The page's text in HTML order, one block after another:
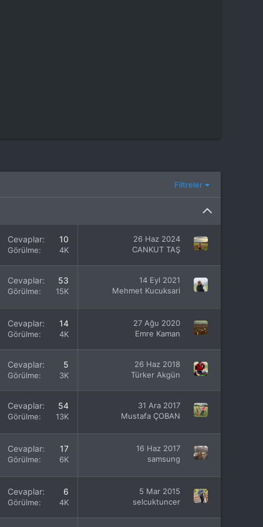
Filtreler
Cevaplar 10
Görülme 4K
26 Haz 2024
CANKUT TAŞ
Cevaplar 53
Görülme 15K
14 Eyl 2021
Mehmet Kucuksari
Cevaplar 14
Görülme 4K
27 Ağu 2020
Emre Kaman
Cevaplar 5
Görülme 3K
26 Haz 2018
Türker Akgün
Cevaplar 54
Görülme 13K
31 Ara 2017
Mustafa ÇOBAN
Cevaplar 17
Görülme 6K
16 Haz 2017
samsung
Cevaplar 6
Görülme 4K
5 Mar 2015
selcuktuncer